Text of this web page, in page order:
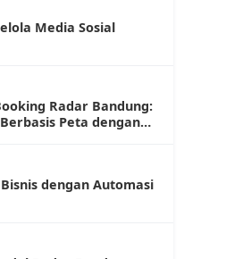
Media Sosial
Radar Bandung:
Peta dengan
dengan Automasi